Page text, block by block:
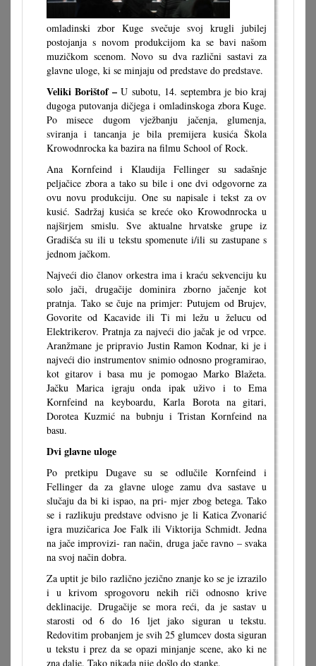
omladinski zbor Kuge svečuje svoj krugli jubilej
postojanja s novom produkcijom ka se bavi našom
muzičkom scenom. Novo su dva različni sastavi za
glavne uloge, ki se minjaju od predstave do predstave.
Veliki Borištof – U subotu, 14. septembra je bio kraj
dugoga putovanja dičjega i omladinskoga zbora Kuge.
Po misece dugom vježbanju jačenja, glumenja,
sviranja i tancanja je bila premijera kusića Škola
Krowodnrocka ka bazira na filmu School of Rock.
Ana Kornfeind i Klaudija Fellinger su sadašnje
peljačice zbora a tako su bile i one dvi odgovorne za
ovu novu produkciju. One su napisale i tekst za ov
kusić. Sadržaj kusića se kreće oko Krowodnrocka u
najširjem smislu. Sve aktualne hrvatske grupe iz
Gradišća su ili u tekstu spomenute i/ili su zastupane s
jednom jačkom.
Najveći dio članov orkestra ima i kraću sekvenciju ku
solo jači, drugačije dominira zborno jačenje kot
pratnja. Tako se čuje na primjer: Putujem od Brujev,
Govorite od Kacavide ili Ti mi ležu u želucu od
Elektrikerov. Pratnja za najveći dio jačak je od vrpce.
Aranžmane je pripravio Justin Ramon Kodnar, ki je i
najveći dio instrumentov snimio odnosno programirao,
kot gitarov i basa mu je pomogao Marko Blažeta.
Jačku Marica igraju onda ipak uživo i to Ema
Kornfeind na keyboardu, Karla Borota na gitari,
Dorotea Kuzmić na bubnju i Tristan Kornfeind na
basu.
Dvi glavne uloge
Po pretkipu Dugave su se odlučile Kornfeind i
Fellinger da za glavne uloge zamu dva sastave u
slučaju da bi ki ispao, na pri- mjer zbog betega. Tako
se i razlikuju predstave odvisno je li Katica Zvonarić
igra muzičarica Joe Falk ili Viktorija Schmidt. Jedna
na jače improvizi- ran način, druga jače ravno – svaka
na svoj način dobra.
Za uptit je bilo različno jezično znanje ko se je izrazilo
i u krivom sprogovoru nekih riči odnosno krive
deklinacije. Drugačije se mora reći, da je sastav u
starosti od 6 do 16 ljet jako siguran u tekstu.
Redovitim probanjem je svih 25 glumcev dosta siguran
u tekstu i prez da se opazi minjanje scene, ako ki ne
zna dalje. Tako nikada nije došlo do stanke.